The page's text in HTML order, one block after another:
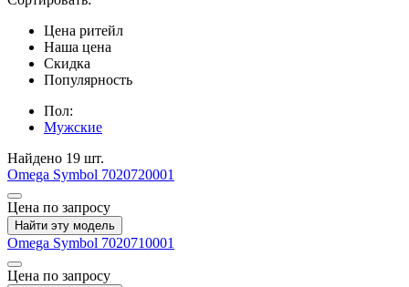
Цена ритейл
Наша цена
Скидка
Популярность
Пол:
Мужские
Найдено 19 шт.
Omega Symbol 7020720001
Цена по запросу
Найти эту модель
Omega Symbol 7020710001
Цена по запросу